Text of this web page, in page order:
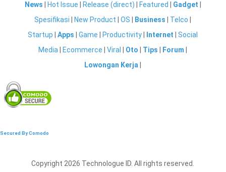
News Hot Issue Release (direct) Featured Gadget
Spesifikasi
New Product |OS Business Telco
Startup |Apps |Game Productivity Internet |Social
Media
Ecommerce |Viral Oto Tips Forum
Lowongan Kerja
Secured By Comodo
Copyright 2026 Technologue ID. All rights reserved.